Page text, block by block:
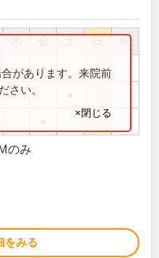
祝
● ●
があります。来院前
さい。
×閉じる
のみ
をみる